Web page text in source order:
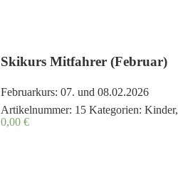
Skikurs Mitfahrer (Februar)
Februarkurs: 07. und 08.02.2026
Artikelnummer: 15 Kategorien: Kinder,
0,00 €